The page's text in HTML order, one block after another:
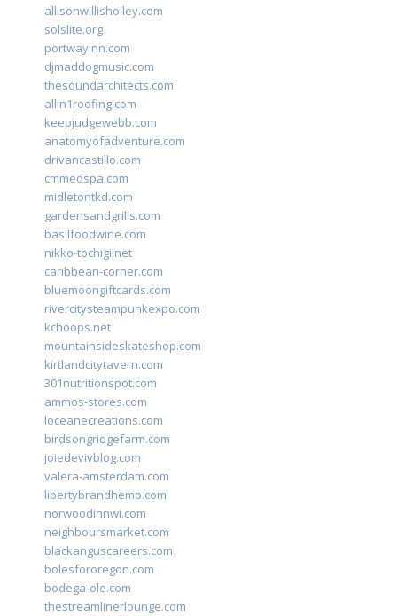
allisonwillisholley.com
solslite.org
portwayinn.com
djmaddogmusic.com
thesoundarchitects.com
allin1roofing.com
keepjudgewebb.com
anatomyofadventure.com
drivancastillo.com
cmmedspa.com
midletontkd.com
gardensandgrills.com
basilfoodwine.com
nikko-tochigi.net
caribbean-corner.com
bluemoongiftcards.com
rivercitysteampunkexpo.com
kchoops.net
mountainsideskateshop.com
kirtlandcitytavern.com
301nutritionspot.com
ammos-stores.com
loceanecreations.com
birdsongridgefarm.com
joiedevivblog.com
valera-amsterdam.com
libertybrandhemp.com
norwoodinnwi.com
neighboursmarket.com
blackanguscareers.com
bolesfororegon.com
bodega-ole.com
thestreamlinerlounge.com